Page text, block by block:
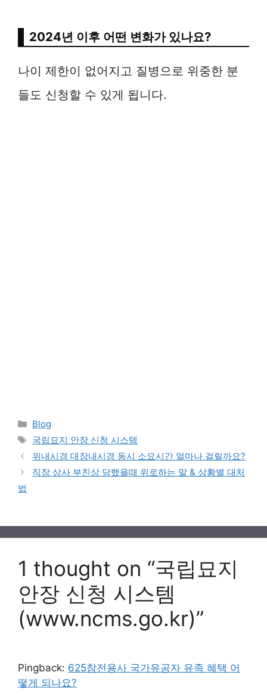
2024년 이후 어떤 변화가 있나요?
나이 제한이 없어지고 질병으로 위중한 분
들도 신청할 수 있게 됩니다.
Categories
Blog
Tags
국립묘지 안장 신청 시스템
위내시경 대장내시경 동시 소요시간 얼마나 걸릴까요?
직장 상사 부친상 당했을때 위로하는 말 & 상황별 대처
법
1 thought on “국립묘지
안장 신청 시스템
(www.ncms.go.kr)”
Pingback: 625참전용사 국가유공자 유족 혜택 어
떻게 되나요?